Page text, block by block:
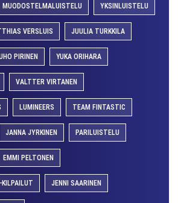
MUODOSTELMALUISTELU YKSINLUISTELU
VERSLUIS JUULIA TURKKILA
PIRINEN YUKA ORIHARA
VALTTER VIRTANEN
LUMINEERS TEAM FINTASTIC
JANNA JYRKINEN PARILUISTELU
EMMI PELTONEN
JENNI SAARINEN